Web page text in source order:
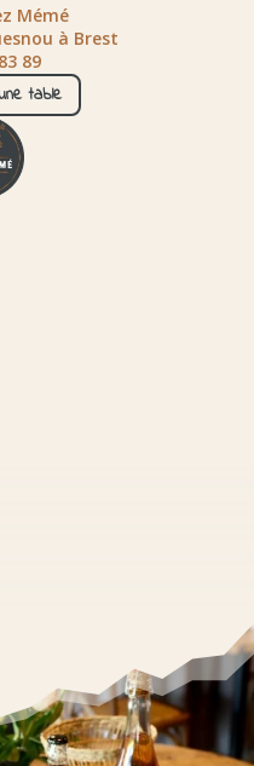
Mémé
à Brest
89
table
Mémé